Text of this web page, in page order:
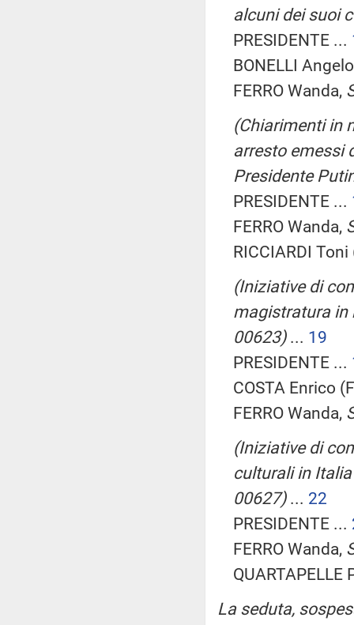
alcuni dei suoi
PRESIDENTE ...
BONELLI
FERRO Wanda,
(Chiarimenti in
arresto emessi
Presidente
PRESIDENTE ...
FERRO Wanda,
RICCIARDI
(Iniziative di
magistratura in
00623)... 19
PRESIDENTE ...
COSTA Enrico
FERRO Wanda,
(Iniziative di
culturali in
00627)... 22
PRESIDENTE ...
FERRO Wanda,
QUARTAPELLE
La seduta,